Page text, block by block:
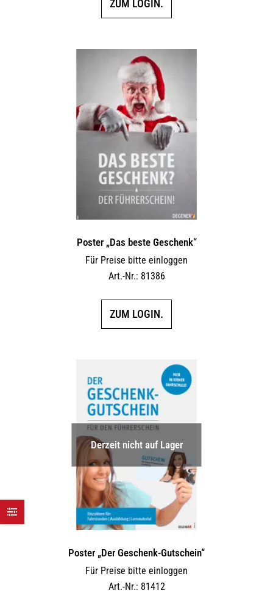
ZUM LOGIN.
Poster „Das beste Geschenk“
Für Preise bitte einloggen
Art.-Nr.: 81386
ZUM LOGIN.
Derzeit nicht auf Lager
Poster „Der Geschenk-Gutschein“
Für Preise bitte einloggen
Art.-Nr.: 81412